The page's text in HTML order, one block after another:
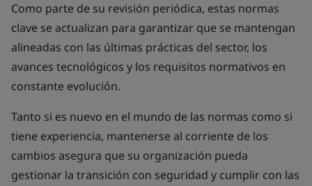
Como parte de su revisión periódica, estas normas
clave se actualizan para garantizar que se mantengan
alineadas con las últimas prácticas del sector, los
avances tecnológicos y los requisitos normativos en
constante evolución.
Tanto si es nuevo en el mundo de las normas como si
tiene experiencia, mantenerse al corriente de los
cambios asegura que su organización pueda
gestionar la transición con seguridad y cumplir con las